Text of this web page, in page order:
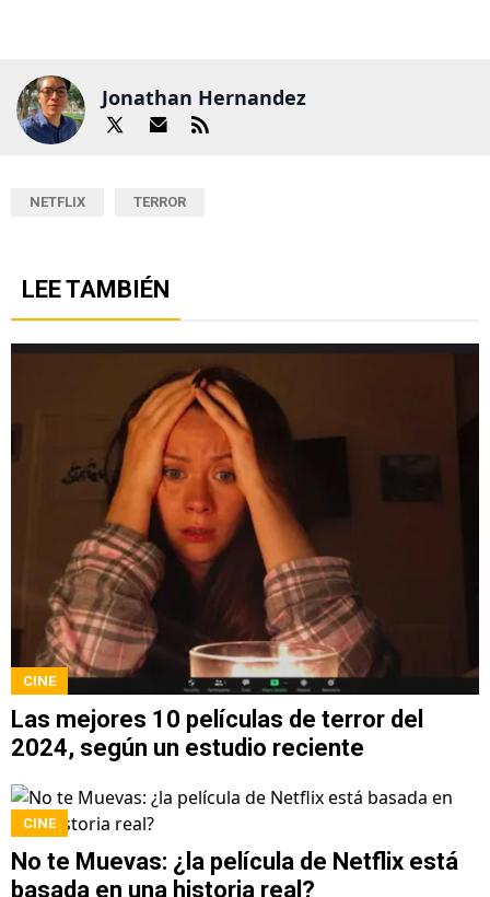
Jonathan Hernandez
NETFLIX TERROR
LEE TAMBIÉN
CINE
Las mejores 10 películas de terror del
2024, según un estudio reciente
CINE
No te Muevas: ¿la película de Netflix está
basada en una historia real?